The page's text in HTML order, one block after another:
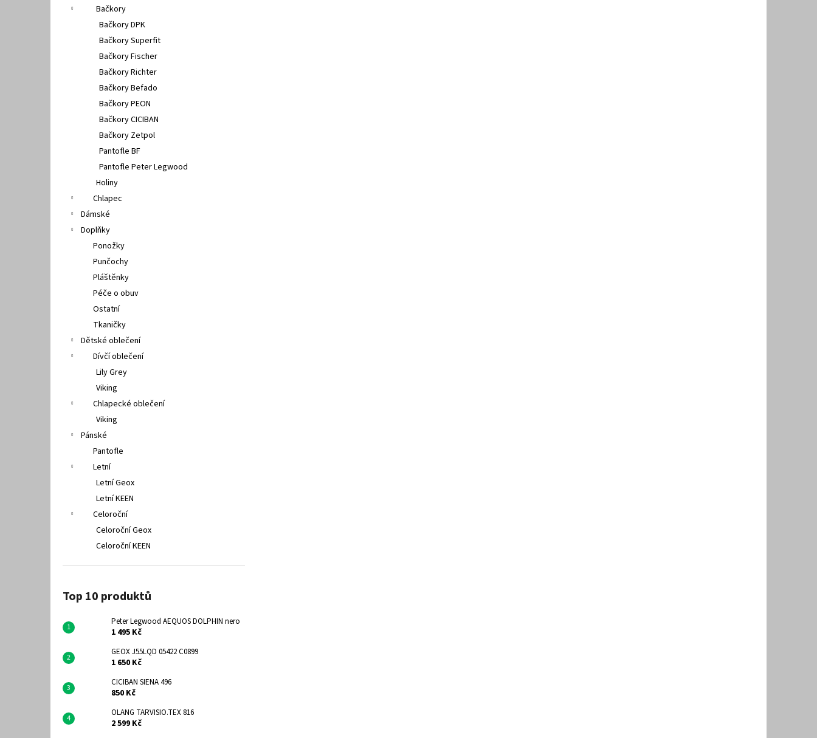
Bačkory
Bačkory DPK
Bačkory Superfit
Bačkory Fischer
Bačkory Richter
Bačkory Befado
Bačkory PEON
Bačkory CICIBAN
Bačkory Zetpol
Pantofle BF
Pantofle Peter Legwood
Holiny
Chlapec
Dámské
Doplňky
Ponožky
Punčochy
Pláštěnky
Péče o obuv
Ostatní
Tkaničky
Dětské oblečení
Dívčí oblečení
Lily Grey
Viking
Chlapecké oblečení
Viking
Pánské
Pantofle
Letní
Letní Geox
Letní KEEN
Celoroční
Celoroční Geox
Celoroční KEEN
Top 10 produktů
Peter Legwood AEQUOS DOLPHIN nero
1 495 Kč
GEOX J55LQD 05422 C0899
1 650 Kč
CICIBAN SIENA 496
850 Kč
OLANG TARVISIO.TEX 816
2 599 Kč